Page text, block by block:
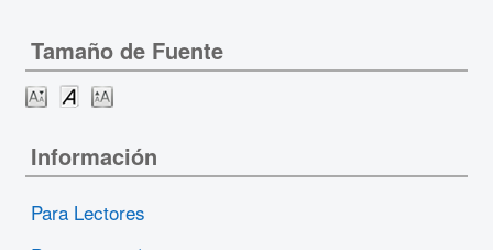
Tamaño de Fuente
Información
Para Lectores